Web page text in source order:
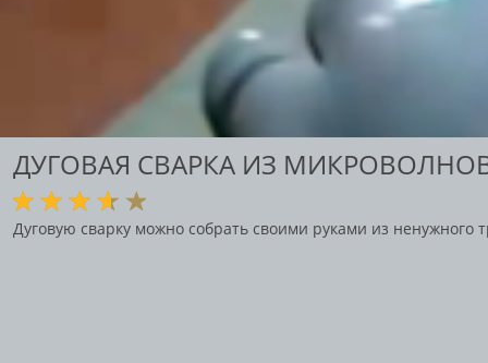
ДУГОВАЯ СВАРКА ИЗ
Дуговую сварку можно собрать своими руками из